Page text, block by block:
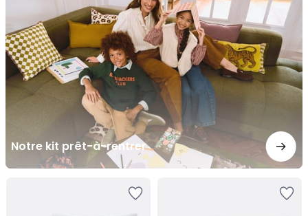
Notre kit prêt-à-rentrer
rentrer